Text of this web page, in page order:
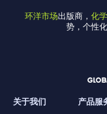
环洋市场出版商， 化
势，个性化
关于我们 产品服